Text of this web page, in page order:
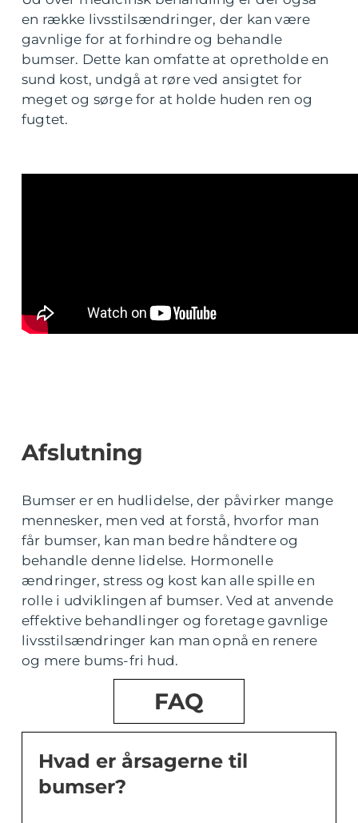
en række livsstilsændringer, der kan være
gavnlige for at forhindre og behandle
bumser. Dette kan omfatte at opretholde en
sund kost, undgå at røre ved ansigtet for
meget og sørge for at holde huden ren og
fugtet.
Afslutning
Bumser er en hudlidelse, der påvirker mange
mennesker, men ved at forstå, hvorfor man
får bumser, kan man bedre håndtere og
behandle denne lidelse. Hormonelle
ændringer, stress og kost kan alle spille en
rolle i udviklingen af bumser. Ved at anvende
effektive behandlinger og foretage gavnlige
livsstilsændringer kan man opnå en renere
og mere bums-fri hud.
FAQ
Hvad er årsagerne til
bumser?